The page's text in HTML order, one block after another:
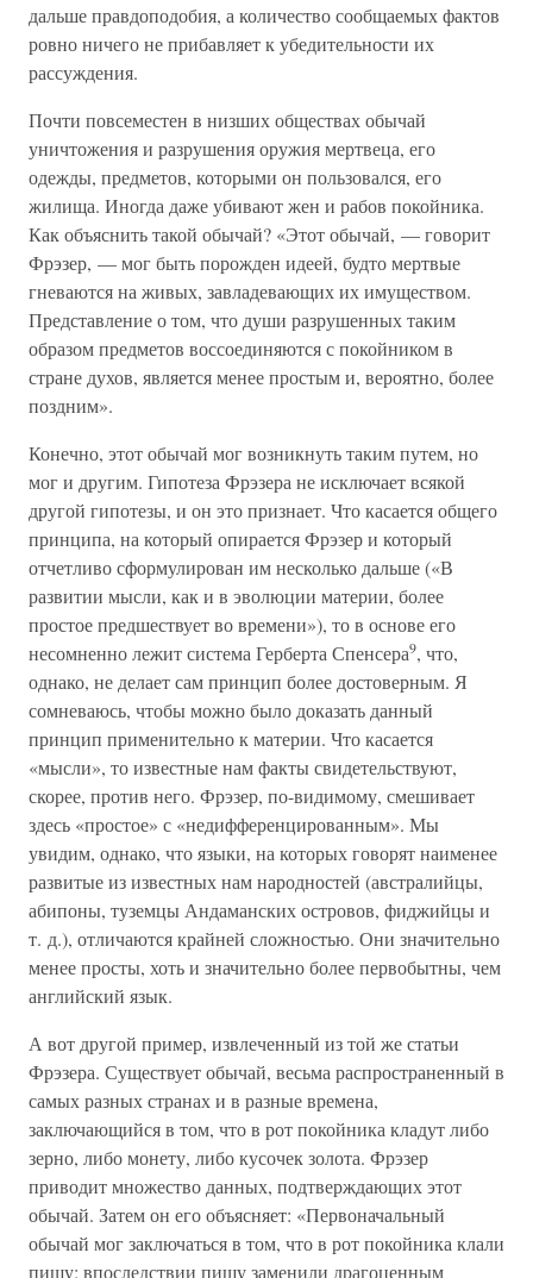
дальше правдоподобия, а количество сообщаемых фактов
ровно ничего не прибавляет к убедительности их
рассуждения.
Почти повсеместен в низших обществах обычай
уничтожения и разрушения оружия мертвеца, его
одежды, предметов, которыми он пользовался, его
жилища. Иногда даже убивают жен и рабов покойника.
Как объяснить такой обычай? «Этот обычай, — говорит
Фрэзер, — мог быть порожден идеей, будто мертвые
гневаются на живых, завладевающих их имуществом.
Представление о том, что души разрушенных таким
образом предметов воссоединяются с покойником в
стране духов, является менее простым и, вероятно, более
поздним».
Конечно, этот обычай мог возникнуть таким путем, но
мог и другим. Гипотеза Фрэзера не исключает всякой
другой гипотезы, и он это признает. Что касается общего
принципа, на который опирается Фрэзер и который
отчетливо сформулирован им несколько дальше («В
развитии мысли, как и в эволюции материи, более
простое предшествует во времени»), то в основе его
несомненно лежит система Герберта Спенсера9, что,
однако, не делает сам принцип более достоверным. Я
сомневаюсь, чтобы можно было доказать данный
принцип применительно к материи. Что касается
«мысли», то известные нам факты свидетельствуют,
скорее, против него. Фрэзер, по-видимому, смешивает
здесь «простое» с «недифференцированным». Мы
увидим, однако, что языки, на которых говорят наименее
развитые из известных нам народностей (австралийцы,
абипоны, туземцы Андаманских островов, фиджийцы и
т. д.), отличаются крайней сложностью. Они значительно
менее просты, хоть и значительно более первобытны, чем
английский язык.
А вот другой пример, извлеченный из той же статьи
Фрэзера. Существует обычай, весьма распространенный в
самых разных странах и в разные времена,
заключающийся в том, что в рот покойника кладут либо
зерно, либо монету, либо кусочек золота. Фрэзер
приводит множество данных, подтверждающих этот
обычай. Затем он его объясняет: «Первоначальный
обычай мог заключаться в том, что в рот покойника клали
пищу; впоследствии пищу заменили драгоценным